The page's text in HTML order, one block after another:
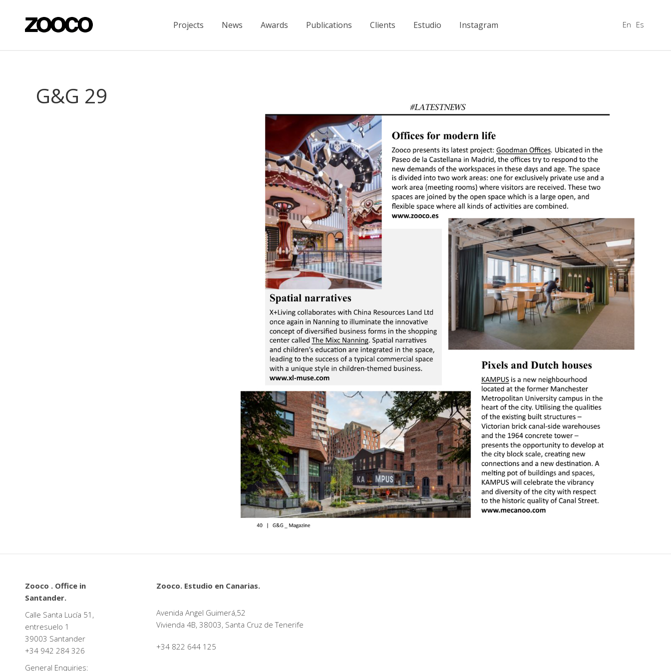
Projects News Awards Publications Clients Estudio Instagram En Es
G&G 29
Zooco . Office in
Santander.
Calle Santa Lucía 51,
entresuelo 1
39003 Santander
+34 942 284 326
General Enquiries:
Zooco. Estudio en Canarias.
Avenida Angel Guimerá,52
Vivienda 4B, 38003, Santa Cruz de Tenerife
+34 822 644 125